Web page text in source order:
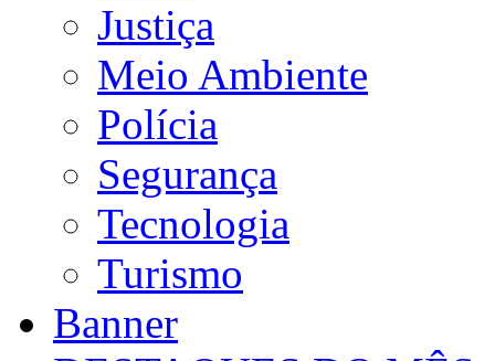
Justiça
Meio Ambiente
Polícia
Segurança
Tecnologia
Turismo
Banner